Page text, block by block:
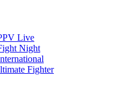
Live
Night
Fighter